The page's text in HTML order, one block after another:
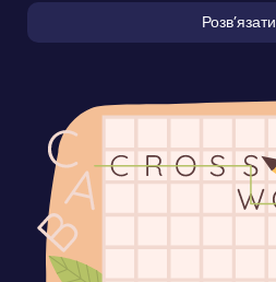
Розвʼязати